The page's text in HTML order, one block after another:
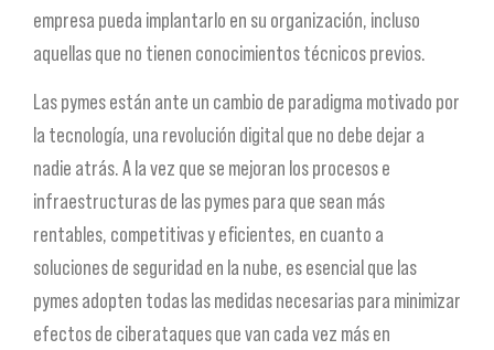
empresa pueda implantarlo en su organización, incluso
aquellas que no tienen conocimientos técnicos previos.
Las pymes están ante un cambio de paradigma motivado por
la tecnología, una revolución digital que no debe dejar a
nadie atrás. A la vez que se mejoran los procesos e
infraestructuras de las pymes para que sean más
rentables, competitivas y eficientes, en cuanto a
soluciones de seguridad en la nube, es esencial que las
pymes adopten todas las medidas necesarias para minimizar
efectos de ciberataques que van cada vez más en